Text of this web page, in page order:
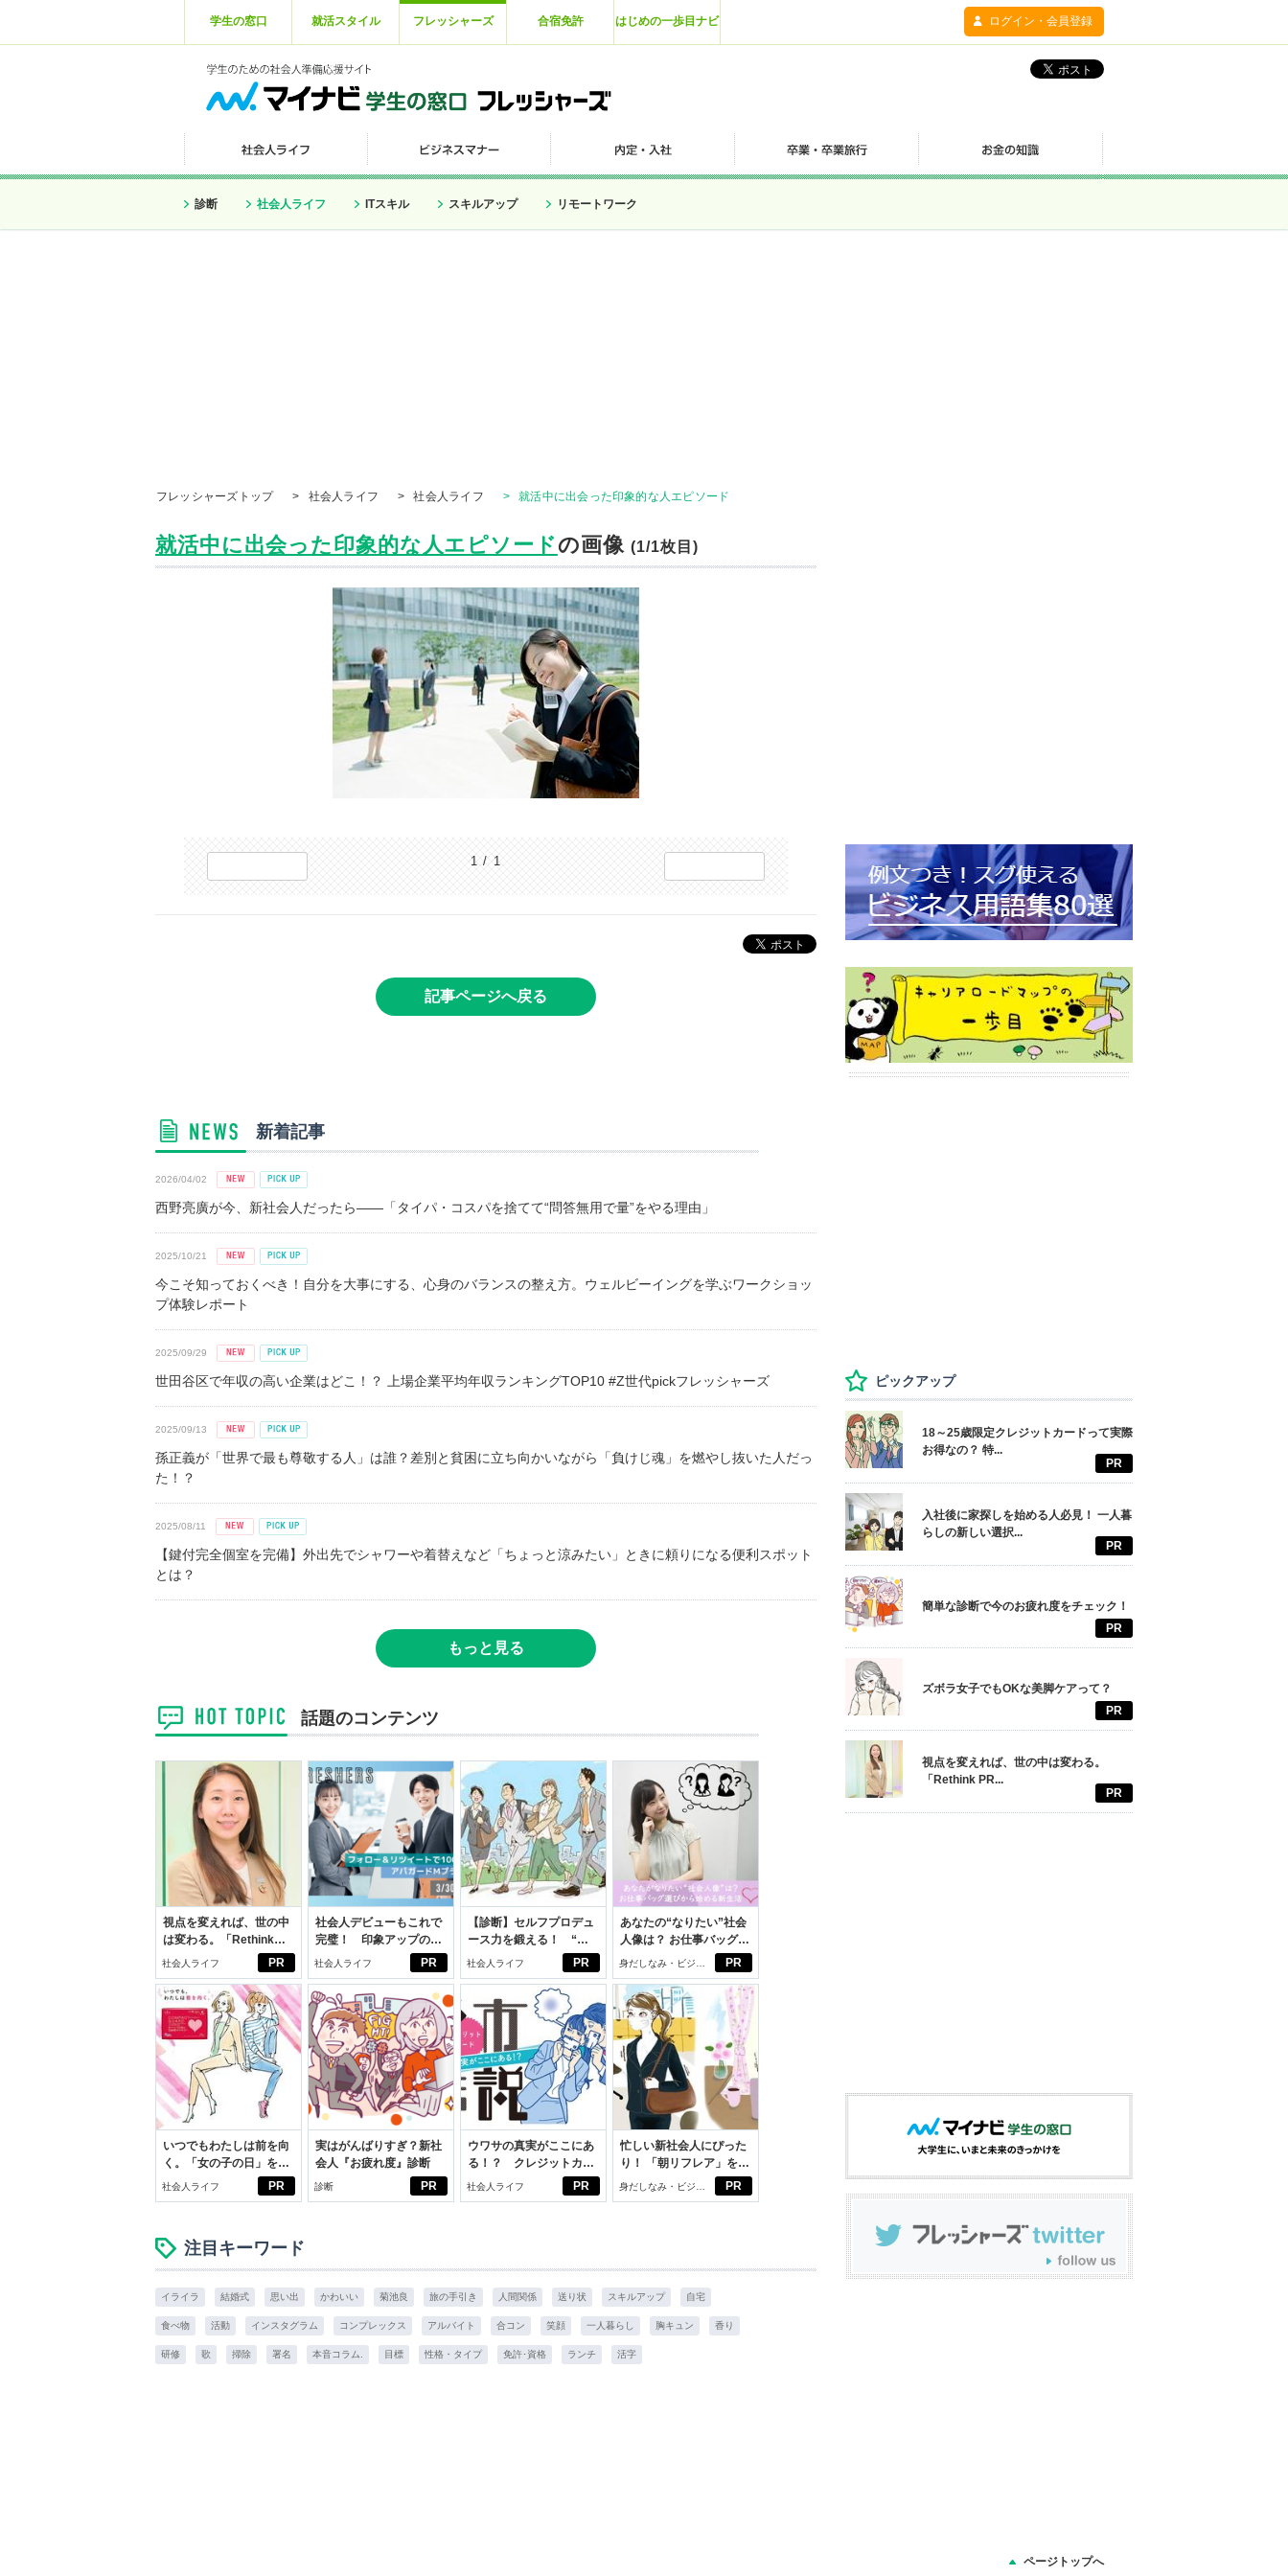
学生の窓口 就活スタイル フレッシャーズ 合宿免許 はじめの一歩目ナビ ログイン・会員登録
診断 社会人ライフ ITスキル スキルアップ リモートワーク
フレッシャーズトップ > 社会人ライフ > 社会人ライフ > 就活中に出会った印象的な人エピソード
就活中に出会った印象的な人エピソードの画像(1/1枚目)
1 / 1
記事ページへ戻る
新着記事
2026/04/02
西野亮廣が今、新社会人だったら――「タイパ・コスパを捨てて“問答無用で量”をやる理由」
2025/10/21
今こそ知っておくべき！自分を大事にする、心身のバランスの整え方。ウェルビーイングを学ぶワークショッ
プ体験レポート
2025/09/29
世田谷区で年収の高い企業はどこ！？ 上場企業平均年収ランキングTOP10 #Z世代pickフレッシャーズ
2025/09/13
孫正義が「世界で最も尊敬する人」は誰？差別と貧困に立ち向かいながら「負けじ魂」を燃やし抜いた人だっ
た！？
2025/08/11
【鍵付完全個室を完備】外出先でシャワーや着替えなど「ちょっと涼みたい」ときに頼りになる便利スポット
とは？
もっと見る
話題のコンテンツ
PR
視点を変えれば、世の中
は変わる。「Rethink
PROJECT」がつたえた
社会人ライフ PR
社会人デビューもこれで
完璧！ 印象アップのセ
ルフプロデュース術
社会人ライフ PR
【診断】セルフプロデュ
ース力を鍛える！ “ジ
ブン観”診断
社会人ライフ PR
あなたの“なりたい”社会
人像は？ お仕事バッグ選
びから始める新生活
身だしなみ・ビジネ
スアイテム
PR
いつでもわたしは前を向
く。「女の子の日」を前
向きに♪社会人エリ・大
社会人ライフ PR
実はがんばりすぎ？新社
会人『お疲れ度』診断
診断 PR
ウワサの真実がここにあ
る！？ クレジットカー
ドの都市伝説
社会人ライフ PR
忙しい新社会人にぴった
り！ 「朝リフレア」をは
じめよう。しっかりニオ
イケアして24時間快適。
身だしなみ・ビジネ
スアイテム
注目キーワード
イライラ 結婚式 思い出 かわいい 菊池良 旅の手引き 人間関係 送り状 スキルアップ 自宅
食べ物 活動 インスタグラム コンプレックス アルバイト 合コン 笑顔 一人暮らし 胸キュン 香り
研修 歌 掃除 署名 本音コラム. 目標 性格・タイプ 免許･資格 ランチ 活字
ピックアップ
18～25歳限定クレジットカードって実際
お得なの？ 特...
PR
入社後に家探しを始める人必見！ 一人暮
らしの新しい選択...
PR
簡単な診断で今のお疲れ度をチェック！
PR
ズボラ女子でもOKな美脚ケアって？
PR
視点を変えれば、世の中は変わる。
「Rethink PR...
PR
ページトップへ